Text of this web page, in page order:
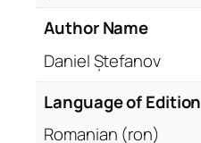
Author Name
Daniel Ștefanov
Language of Edition
Romanian (ron)